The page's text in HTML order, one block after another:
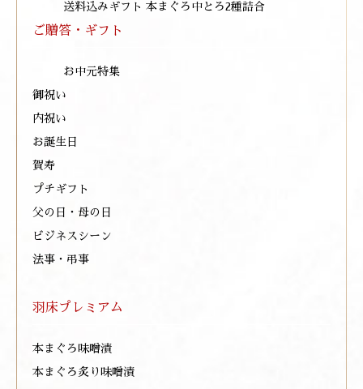
送料込みギフト 本まぐろ中とろ2種詰合
ご贈答・ギフト
お中元特集
御祝い
内祝い
お誕生日
賀寿
プチギフト
父の日・母の日
ビジネスシーン
法事・弔事
羽床プレミアム
本まぐろ味噌漬
本まぐろ炙り味噌漬